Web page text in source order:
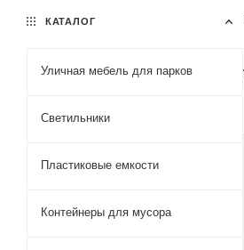
КАТАЛОГ
Уличная мебель для парков
Светильники
Пластиковые емкости
Контейнеры для мусора